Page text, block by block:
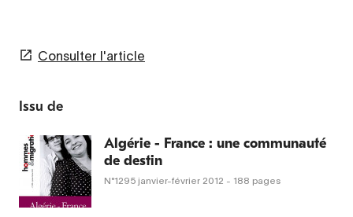
Consulter l'article
Issu de
Algérie - France : une communauté
de destin
N°1295 janvier-février 2012 - 188 pages